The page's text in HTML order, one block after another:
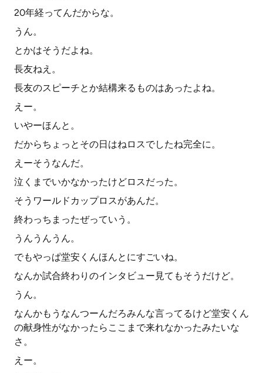
20年経ってんだからな。
うん。
とかはそうだよね。
長友ねえ。
長友のスピーチとか結構来るものはあったよね。
えー。
いやーほんと。
だからちょっとその日はねロスでしたね完全に。
えーそうなんだ。
泣くまでいかなかったけどロスだった。
そうワールドカップロスがあんだ。
終わっちまったぜっていう。
うんうんうん。
でもやっぱ堂安くんほんとにすごいね。
なんか試合終わりのインタビュー見てもそうだけど。
うん。
なんかもうなんつーんだろみんな言ってるけど堂安くん
の献身性がなかったらここまで来れなかったみたいな
さ。
えー。